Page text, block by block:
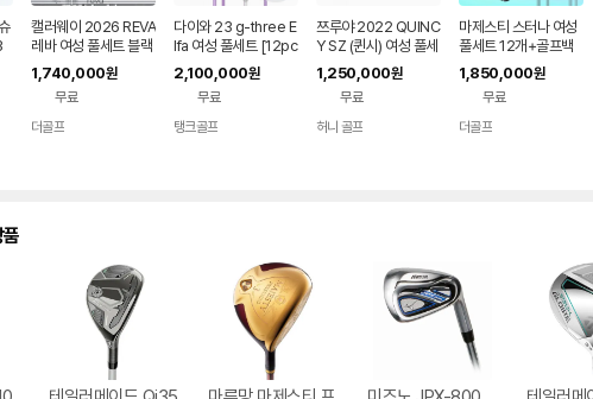
캘러웨이 2026 REVA
레바 여성 풀세트 블랙
10PCS+골프백 [캘러
웨이코리아]
1,740,000원
무료
더골프
다이와 23 g-three E
lfa 여성 풀세트 [12pc
+골프백세트]
2,100,000원
무료
탱크골프
쯔루야 2022 QUINC
Y SZ (퀸시) 여성 풀세
트 [12pcs+골프백세
트]
1,250,000원
무료
허니 골프
마제스티 스터나 여성
풀세트 12개+골프백
세레니티그린 (병행)
1,850,000원
무료
더골프